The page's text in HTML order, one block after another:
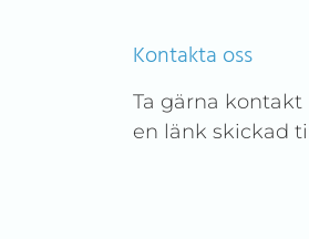
Kontakta oss
Ta gärna
en länk skickad